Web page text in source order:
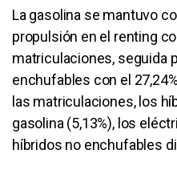
La gasolina se mantuvo
propulsión en el renting
matriculaciones, seguida
enchufables con el
las matriculaciones, los
gasolina (5,13%), los
híbridos no enchufables